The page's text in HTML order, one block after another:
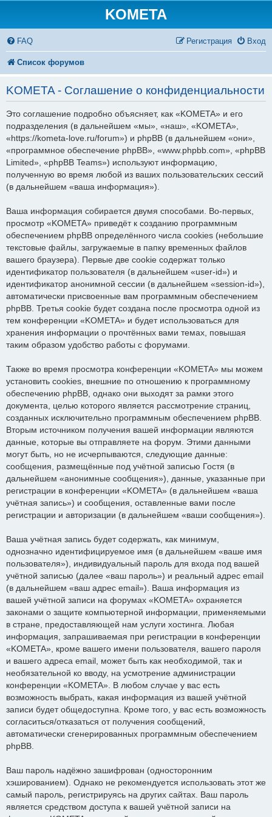
KOMETA
FAQ Вход
Регистрация
Список форумов
KOMETA - Соглашение о конфиденциальности
Это соглашение подробно объясняет, как «KOMETA» и его
подразделения (в дальнейшем «мы», «наш», «KOMETA»,
«https://kometa-love.ru/forum») и phpBB (в дальнейшем «они»,
«программное обеспечение phpBB», «www.phpbb.com», «phpBB
Limited», «phpBB Teams») используют информацию,
полученную во время любой из ваших пользовательских сессий
(в дальнейшем «ваша информация»).
Ваша информация собирается двумя способами. Во-первых,
просмотр «KOMETA» приведёт к созданию программным
обеспечением phpBB определённого числа cookies (небольшие
текстовые файлы, загружаемые в папку временных файлов
вашего браузера). Первые две cookie содержат только
идентификатор пользователя (в дальнейшем «user-id») и
идентификатор анонимной сессии (в дальнейшем «session-id»),
автоматически присвоенные вам программным обеспечением
phpBB. Третья cookie будет создана после просмотра одной из
тем конференции «KOMETA» и будет использоваться для
хранения информации о прочтённых вами темах, повышая
таким образом удобство работы с форумами.
Также во время просмотра конференции «KOMETA» мы можем
установить cookies, внешние по отношению к программному
обеспечению phpBB, однако они выходят за рамки этого
документа, целью которого является рассмотрение страниц,
созданных исключительно программным обеспечением phpBB.
Вторым источником получения вашей информации являются
данные, которые вы отправляете на форум. Этими данными
могут быть, но не исчерпываются, следующие данные:
сообщения, размещённые под учётной записью Гостя (в
дальнейшем «анонимные сообщения»), данные, указанные при
регистрации в конференции «KOMETA» (в дальнейшем «ваша
учётная запись») и сообщения, оставленные вами после
регистрации и авторизации (в дальнейшем «ваши сообщения»).
Ваша учётная запись будет содержать, как минимум,
однозначно идентифицируемое имя (в дальнейшем «ваше имя
пользователя»), индивидуальный пароль для входа под вашей
учётной записью (далее «ваш пароль») и реальный адрес email
(в дальнейшем «ваш адрес email»). Ваша информация из
вашей учётной записи на форумах «KOMETA» охраняется
законами о защите компьютерной информации, применяемыми
в стране, предоставляющей нам услуги хостинга. Любая
информация, запрашиваемая при регистрации в конференции
«KOMETA», кроме вашего имени пользователя, вашего пароля
и вашего адреса email, может быть как необходимой, так и
необязательной ко вводу, на усмотрение администрации
конференции «KOMETA». В любом случае у вас есть
возможность выбрать, какая информация из вашей учётной
записи будет общедоступна. Кроме того, у вас есть возможность
согласиться/отказаться от получения сообщений,
автоматически сгенерированных программным обеспечением
phpBB.
Ваш пароль надёжно зашифрован (односторонним
хэшированием). Однако не рекомендуется использовать этот же
самый пароль, регистрируясь на других сайтах. Ваш пароль
является средством доступа к вашей учётной записи на